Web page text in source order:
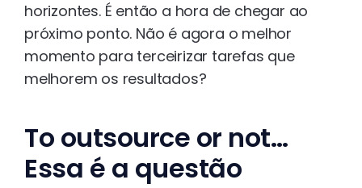
horizontes. É então a hora de chegar ao
próximo ponto. Não é agora o melhor
momento para terceirizar tarefas que
melhorem os resultados?
To outsource or not…
Essa é a questão